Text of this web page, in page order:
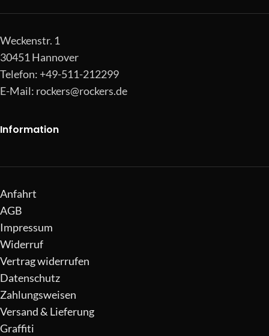
Weckenstr. 1
30451 Hannover
Telefon: +49-511-212299
E-Mail: rockers@rockers.de
Information
Anfahrt
AGB
Impressum
Widerruf
Vertrag widerrufen
Datenschutz
Zahlungsweisen
Versand & Lieferung
Graffiti